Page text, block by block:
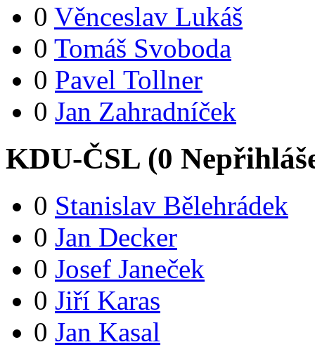
0 Věnceslav Lukáš
0 Tomáš Svoboda
0 Pavel Tollner
0 Jan Zahradníček
KDU-ČSL (0
0 Stanislav Bělehrádek
0 Jan Decker
0 Josef Janeček
0 Jiří Karas
0 Jan Kasal